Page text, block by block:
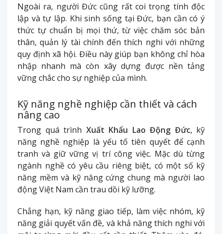
Ngoài ra, người Đức cũng rất coi trọng tính độc
lập và tự lập. Khi sinh sống tại Đức, bạn cần có ý
thức tự chuẩn bị mọi thứ, từ việc chăm sóc bản
thân, quản lý tài chính đến thích nghi với những
quy định xã hội. Điều này giúp bạn không chỉ hòa
nhập nhanh mà còn xây dựng được nền tảng
vững chắc cho sự nghiệp của mình.
Kỹ năng nghề nghiệp cần thiết và cách
nâng cao
Trong quá trình Xuất Khẩu Lao Động Đức, kỹ
năng nghề nghiệp là yếu tố tiên quyết để cạnh
tranh và giữ vững vị trí công việc. Mặc dù từng
ngành nghề có yêu cầu riêng biệt, có một số kỹ
năng mềm và kỹ năng cứng chung mà người lao
động Việt Nam cần trau dồi kỹ lưỡng.
Chẳng hạn, kỹ năng giao tiếp, làm việc nhóm, kỹ
năng giải quyết vấn đề, và khả năng thích nghi với